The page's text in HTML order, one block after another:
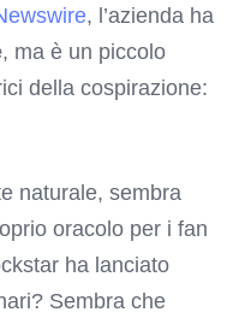
, l’azienda ha
, ma è un piccolo
della cospirazione:
naturale, sembra
oracolo per i fan
ha lanciato
Sembra che